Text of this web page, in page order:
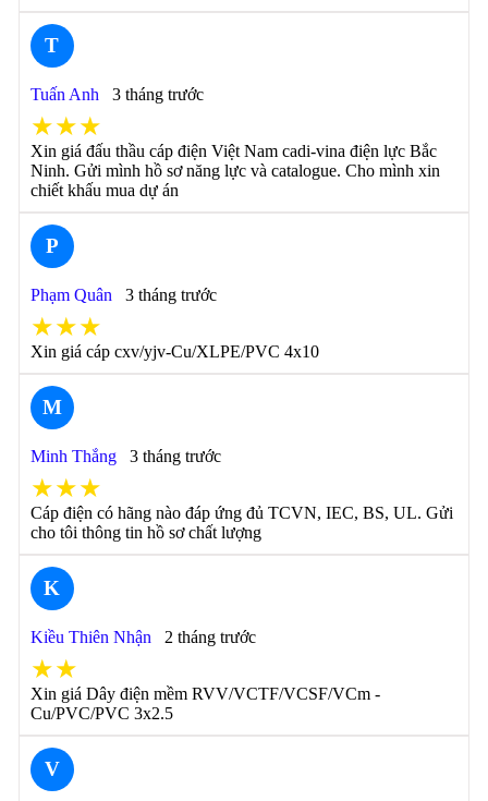
T
Tuấn Anh 3 tháng trước
★★★
Xin giá đấu thầu cáp điện Việt Nam cadi-vina điện lực Bắc
Ninh. Gửi mình hồ sơ năng lực và catalogue. Cho mình xin
chiết khấu mua dự án
P
Phạm Quân 3 tháng trước
★★★
Xin giá cáp cxv/yjv-Cu/XLPE/PVC 4x10
M
Minh Thắng 3 tháng trước
★★★
Cáp điện có hãng nào đáp ứng đủ TCVN, IEC, BS, UL. Gửi
cho tôi thông tin hồ sơ chất lượng
K
Kiều Thiên Nhận 2 tháng trước
★★
Xin giá Dây điện mềm RVV/VCTF/VCSF/VCm -
Cu/PVC/PVC 3x2.5
V